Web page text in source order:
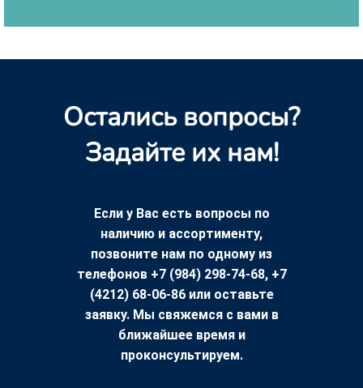
Остались вопросы?
Задайте их нам!
Если у Вас есть вопросы по
наличию и ассортименту,
позвоните нам по одному из
телефонов +7 (984) 298-74-68, +7
(4212) 68-06-86 или оставьте
заявку. Мы свяжемся с вами в
ближайшее время и
проконсультируем.